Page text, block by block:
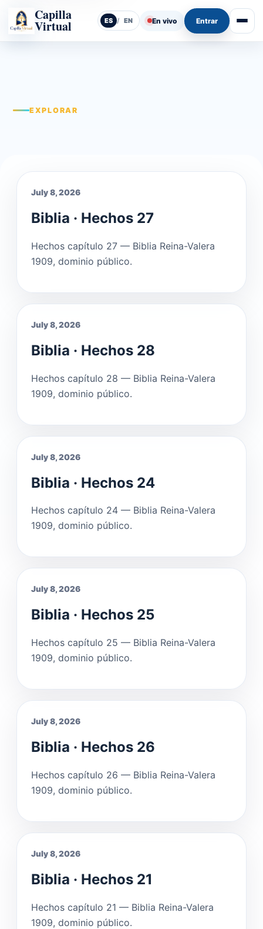
Capilla
Virtual ES / EN En vivo Entrar Abrir
EXPLORAR
July 8, 2026
Biblia · Hechos 27
Hechos capítulo 27 — Biblia Reina-Valera
1909, dominio público.
July 8, 2026
Biblia · Hechos 28
Hechos capítulo 28 — Biblia Reina-Valera
1909, dominio público.
July 8, 2026
Biblia · Hechos 24
Hechos capítulo 24 — Biblia Reina-Valera
1909, dominio público.
July 8, 2026
Biblia · Hechos 25
Hechos capítulo 25 — Biblia Reina-Valera
1909, dominio público.
July 8, 2026
Biblia · Hechos 26
Hechos capítulo 26 — Biblia Reina-Valera
1909, dominio público.
July 8, 2026
Biblia · Hechos 21
Hechos capítulo 21 — Biblia Reina-Valera
1909, dominio público.